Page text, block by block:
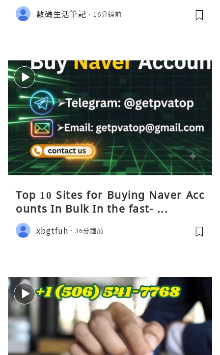
數碼生活筆記 16分鐘前
Top 10 Sites for Buying Naver Acc
ounts In Bulk In the fast- ...
xbgtfuh 36分鐘前